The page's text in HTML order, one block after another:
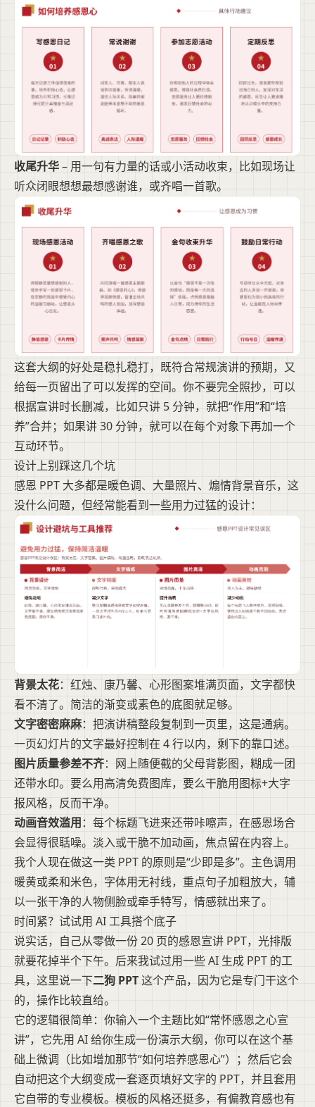
收尾升华– 用一句有力量的话或小活动收束，比如现场让
听众闭眼想想最想感谢谁，或齐唱一首歌。
这套大纲的好处是稳扎稳打，既符合常规演讲的预期，又
给每一页留出了可以发挥的空间。你不要完全照抄，可以
根据宣讲时长删减，比如只讲 5 分钟，就把“作用”和“培
养”合并；如果讲 30 分钟，就可以在每个对象下再加一个
互动环节。
设计上别踩这几个坑
感恩 PPT 大多都是暖色调、大量照片、煽情背景音乐，这
没什么问题，但经常能看到一些用力过猛的设计：
背景太花：红烛、康乃馨、心形图案堆满页面，文字都快
看不清了。简洁的渐变或素色的底图就足够。
文字密密麻麻：把演讲稿整段复制到一页里，这是通病。
一页幻灯片的文字最好控制在 4 行以内，剩下的靠口述。
图片质量参差不齐：网上随便截的父母背影图，糊成一团
还带水印。要么用高清免费图库，要么干脆用图标+大字
报风格，反而干净。
动画音效滥用：每个标题飞进来还带咔嚓声，在感恩场合
会显得很聒噪。淡入或干脆不加动画，焦点留在内容上。
我个人现在做这一类 PPT 的原则是“少即是多”。主色调用
暖黄或柔和米色，字体用无衬线，重点句子加粗放大，辅
以一张干净的人物侧脸或牵手特写，情感就出来了。
时间紧？试试用 AI 工具搭个底子
说实话，自己从零做一份 20 页的感恩宣讲 PPT，光排版
就要花掉半个下午。后来我试过用一些 AI 生成 PPT 的工
具，这里说一下二狗 PPT这个产品，因为它是专门干这个
的，操作比较直给。
它的逻辑很简单：你输入一个主题比如“常怀感恩之心宣
讲”，它先用 AI 给你生成一份演示大纲，你可以在这个基
础上微调（比如增加那节“如何培养感恩心”）；然后它会
自动把这个大纲变成一套逐页填好文字的 PPT，并且套用
它自带的专业模板。模板的风格还挺多，有偏教育感也有